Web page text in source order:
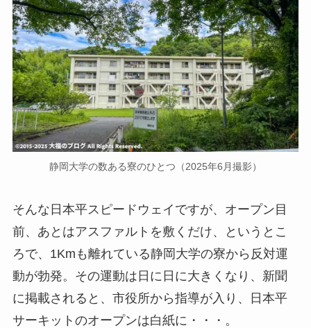
静岡大学の数ある寮のひとつ（2025年6月撮影）
そんな日本平スピードウェイですが、オープン目
前、あとはアスファルトを敷くだけ、というとこ
ろで、1Kmも離れている静岡大学の寮から反対運
動が勃発。その運動は日に日に大きくなり、新聞
に掲載されると、市役所から指導が入り、日本平
サーキットのオープンは白紙に・・・。